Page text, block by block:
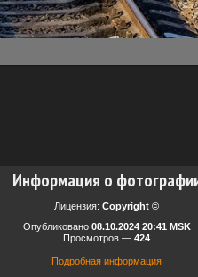
Информация о
Лицензия: Copyright ©
Опубликовано 08.10.2024 20:41 MSK
Просмотров — 424
Подробная информация